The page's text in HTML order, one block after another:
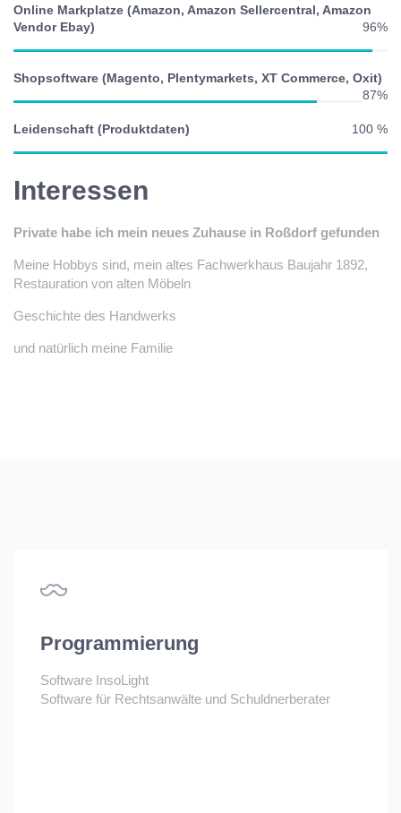
Online Markplatze (Amazon, Amazon Sellercentral, Amazon
Vendor Ebay)
96%
Shopsoftware (Magento, Plentymarkets, XT Commerce, Oxit)
87%
Leidenschaft (Produktdaten) 100 %
Interessen
Private habe ich mein neues Zuhause in Roßdorf gefunden
Meine Hobbys sind, mein altes Fachwerkhaus Baujahr 1892,
Restauration von alten Möbeln
Geschichte des Handwerks
und natürlich meine Familie
Programmierung
Software InsoLight
Software für Rechtsanwälte und Schuldnerberater